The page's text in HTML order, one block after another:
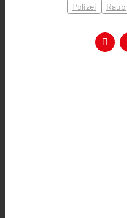
Polizei
Raub